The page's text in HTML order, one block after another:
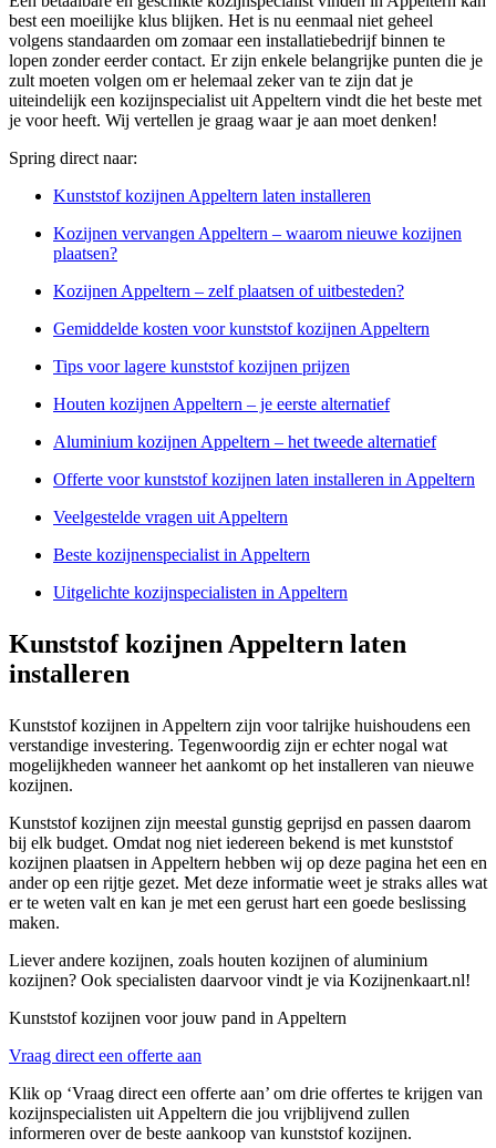
best een moeilijke klus blijken. Het is nu eenmaal niet geheel
volgens standaarden om zomaar een installatiebedrijf binnen te
lopen zonder eerder contact. Er zijn enkele belangrijke punten die je
zult moeten volgen om er helemaal zeker van te zijn dat je
uiteindelijk een kozijnspecialist uit Appeltern vindt die het beste met
je voor heeft. Wij vertellen je graag waar je aan moet denken!
Spring direct naar:
Kunststof kozijnen Appeltern laten installeren
Kozijnen vervangen Appeltern – waarom nieuwe kozijnen
plaatsen?
Kozijnen Appeltern – zelf plaatsen of uitbesteden?
Gemiddelde kosten voor kunststof kozijnen Appeltern
Tips voor lagere kunststof kozijnen prijzen
Houten kozijnen Appeltern – je eerste alternatief
Aluminium kozijnen Appeltern – het tweede alternatief
Offerte voor kunststof kozijnen laten installeren in Appeltern
Veelgestelde vragen uit Appeltern
Beste kozijnenspecialist in Appeltern
Uitgelichte kozijnspecialisten in Appeltern
Kunststof kozijnen Appeltern laten
installeren
Kunststof kozijnen in Appeltern zijn voor talrijke huishoudens een
verstandige investering. Tegenwoordig zijn er echter nogal wat
mogelijkheden wanneer het aankomt op het installeren van nieuwe
kozijnen.
Kunststof kozijnen zijn meestal gunstig geprijsd en passen daarom
bij elk budget. Omdat nog niet iedereen bekend is met kunststof
kozijnen plaatsen in Appeltern hebben wij op deze pagina het een en
ander op een rijtje gezet. Met deze informatie weet je straks alles wat
er te weten valt en kan je met een gerust hart een goede beslissing
maken.
Liever andere kozijnen, zoals houten kozijnen of aluminium
kozijnen? Ook specialisten daarvoor vindt je via Kozijnenkaart.nl!
Kunststof kozijnen voor jouw pand in Appeltern
Vraag direct een offerte aan
Klik op ‘Vraag direct een offerte aan’ om drie offertes te krijgen van
kozijnspecialisten uit Appeltern die jou vrijblijvend zullen
informeren over de beste aankoop van kunststof kozijnen.